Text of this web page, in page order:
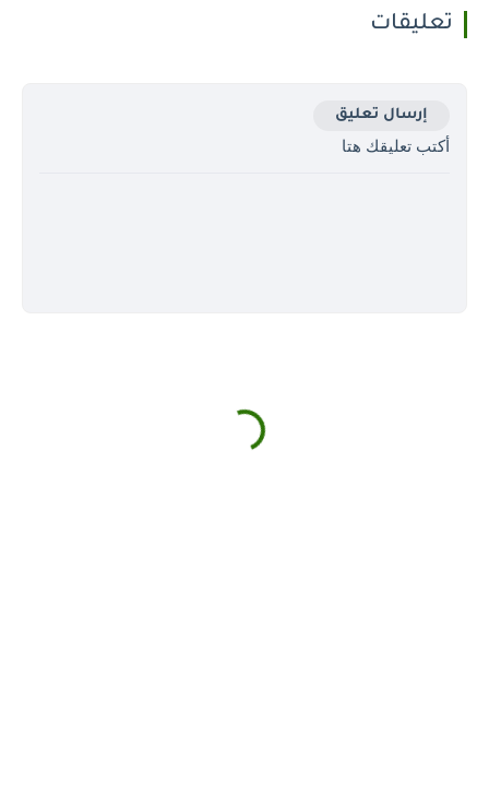
تعليقات
إرسال تعليق
أكتب تعليقك هتا